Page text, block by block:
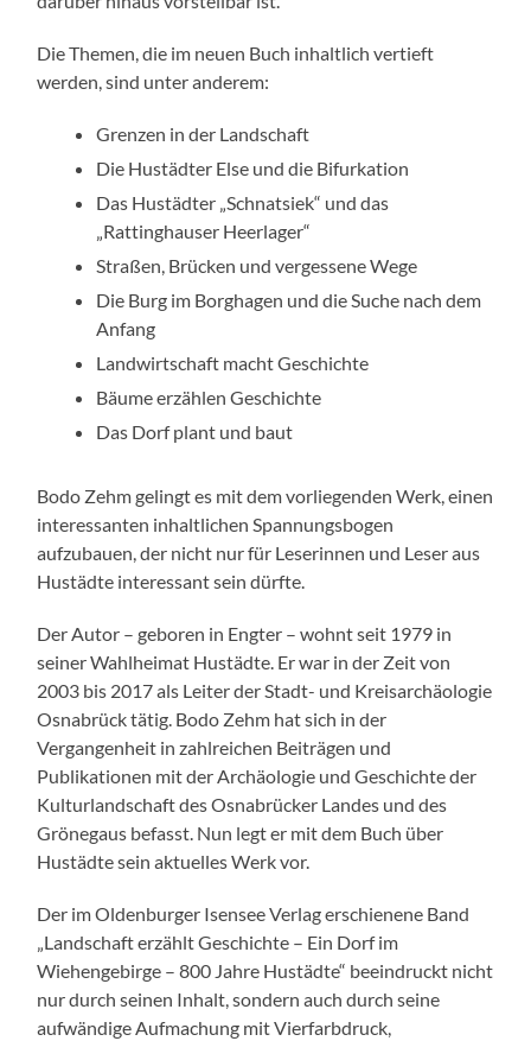
Die Themen, die im neuen Buch inhaltlich vertieft
werden, sind unter anderem:
Grenzen in der Landschaft
Die Hustädter Else und die Bifurkation
Das Hustädter „Schnatsiek“ und das
„Rattinghauser Heerlager“
Straßen, Brücken und vergessene Wege
Die Burg im Borghagen und die Suche nach dem
Anfang
Landwirtschaft macht Geschichte
Bäume erzählen Geschichte
Das Dorf plant und baut
Bodo Zehm gelingt es mit dem vorliegenden Werk, einen
interessanten inhaltlichen Spannungsbogen
aufzubauen, der nicht nur für Leserinnen und Leser aus
Hustädte interessant sein dürfte.
Der Autor – geboren in Engter – wohnt seit 1979 in
seiner Wahlheimat Hustädte. Er war in der Zeit von
2003 bis 2017 als Leiter der Stadt- und Kreisarchäologie
Osnabrück tätig. Bodo Zehm hat sich in der
Vergangenheit in zahlreichen Beiträgen und
Publikationen mit der Archäologie und Geschichte der
Kulturlandschaft des Osnabrücker Landes und des
Grönegaus befasst. Nun legt er mit dem Buch über
Hustädte sein aktuelles Werk vor.
Der im Oldenburger Isensee Verlag erschienene Band
„Landschaft erzählt Geschichte – Ein Dorf im
Wiehengebirge – 800 Jahre Hustädte“ beeindruckt nicht
nur durch seinen Inhalt, sondern auch durch seine
aufwändige Aufmachung mit Vierfarbdruck,